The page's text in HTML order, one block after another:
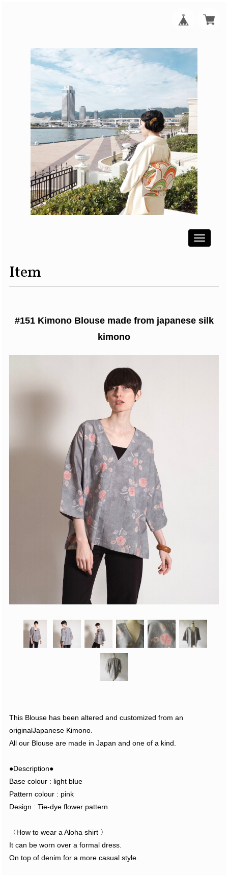
Toggle
Item
#151 Kimono Blouse made from japanese silk
kimono
This Blouse has been altered and customized from an
originalJapanese Kimono.
All our Blouse are made in Japan and one of a kind.
●Description●
Base colour : light blue
Pattern colour : pink
Design : Tie-dye flower pattern
〈How to wear a Aloha shirt 〉
It can be worn over a formal dress.
On top of denim for a more casual style.